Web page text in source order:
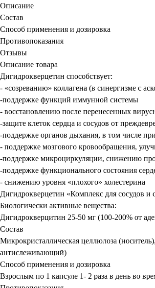
Описание
Состав
Способ применения и дозировка
Противопоказания
Отзывы
Описание товара
Дигидрокверцетин способствует:
- «созреванию» коллагена (в синергизме с
-поддержке функций иммунной системы
- восстановлению после перенесенных
-защите клеток сердца и сосудов от
-поддержке органов дыхания, в том числе
- поддержке мозгового кровообращения,
-поддержке микроциркуляции, снижению
-поддержке функционального состояния
- снижению уровня «плохого» холестерина
Дигидрокверцетин «Комплекс для сосудов и
Биологически активные вещества:
Дигидрокверцитин 25-50 мг (100-200% от
Состав
Микрокристаллическая целлюлоза
антислеживающий)
Способ применения и дозировка
Взрослым по 1 капсуле 1- 2 раза в день во